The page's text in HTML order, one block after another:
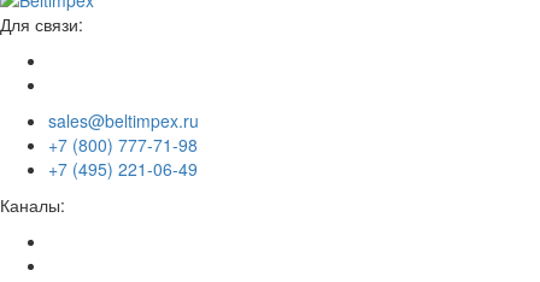
Для связи:
sales@beltimpex.ru
+7 (800) 777-71-98
+7 (495) 221-06-49
Каналы: